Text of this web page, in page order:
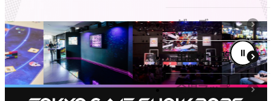
グッズ
出展社一覧
会場マップ
公式番組
イベントステージ
フード